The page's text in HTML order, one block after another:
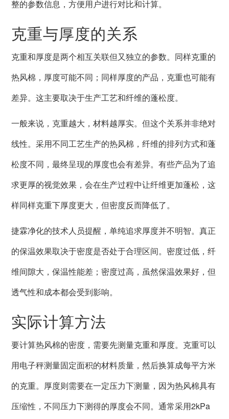
整的参数信息，方便用户进行对比和计算。
克重与厚度的关系
克重和厚度是两个相互关联但又独立的参数。同样克重的
热风棉，厚度可能不同；同样厚度的产品，克重也可能有
差异。这主要取决于生产工艺和纤维的蓬松度。
一般来说，克重越大，材料越厚实。但这个关系并非绝对
线性。采用不同工艺生产的热风棉，纤维的排列方式和蓬
松度不同，最终呈现的厚度也会有差异。有些产品为了追
求更厚的视觉效果，会在生产过程中让纤维更加蓬松，这
样同样克重下厚度更大，但密度反而降低了。
捷霖净化的技术人员提醒，单纯追求厚度并不明智。真正
的保温效果取决于密度是否处于合理区间。密度过低，纤
维间隙大，保温性能差；密度过高，虽然保温效果好，但
透气性和成本都会受到影响。
实际计算方法
要计算热风棉的密度，需要先测量克重和厚度。克重可以
用电子秤测量固定面积的材料质量，然后换算成每平方米
的克重。厚度则需要在一定压力下测量，因为热风棉具有
压缩性，不同压力下测得的厚度会不同。通常采用2kPa